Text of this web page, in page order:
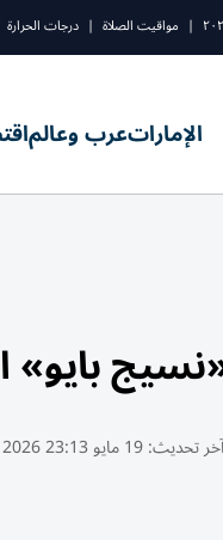
| مواقيت الصلاة | درجات الحرارة
الإماراتعرب وعالم
بايو»
آخر تحديث:19 مايو 23:13 2026